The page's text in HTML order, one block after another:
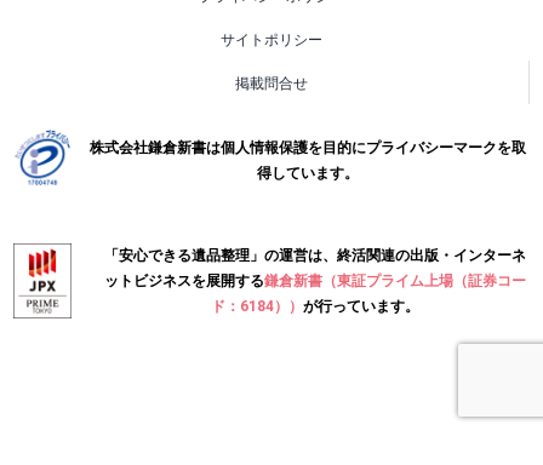
サイトポリシー
掲載問合せ
株式会社鎌倉新書は個人情報保護を目的にプライバシーマークを取
得しています。
「安心できる遺品整理」の運営は、終活関連の出版・インターネ
ットビジネスを展開する鎌倉新書（東証プライム上場（証券コー
ド：6184）） が行っています。